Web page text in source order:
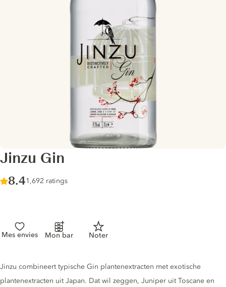
Jinzu Gin
Score :
8.4/ 10
1,692 ratings
Mes envies Mon bar Noter
Gin description
Jinzu combineert typische Gin plantenextracten met exotische
plantenextracten uit Japan. Dat wil zeggen, Juniper uit Toscane en